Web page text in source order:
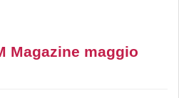
Magazine maggio